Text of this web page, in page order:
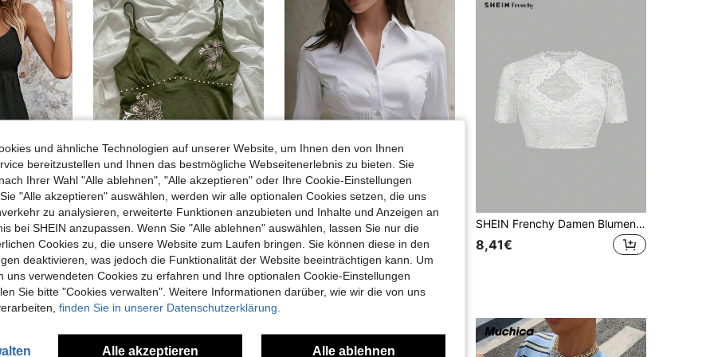
Lässig vielseitiges einfarbiges Trägerhemd
16
EU Warehouse Hibiskusblumen-Muster Lässig Ärmelloses Cami-Top, Sommer-Tops, Strandoutfits für Frauen
8,29€
-1% Neue elegante Bluse für Damen, modisches weißes Langarm-Hemd mit Knöpfen und plissiertem Design, hochwertig und sophisticated, minimalistischer professioneller Stil, geeignet für Casual-Anlässe und Frühlingsdates
12,86€ 12,99€
SHEIN Frenchy Damen Blumen-Spitze Cut-Out Kurzarm Crop Top, elegante weiße Sommer-Bluse mit transparentem Crop, Damen Sweetheart-Ausschnitt gerafftes Abendessen-Top
8,41€
und ähnliche Technologien auf unserer Website, um Ihnen den von Ihnen
bereitzustellen und Ihnen das bestmögliche Webseitenerlebnis zu bieten. Sie
Ihrer Wahl "Alle ablehnen", "Alle akzeptieren" oder Ihre Cookie-Einstellungen
"Alle akzeptieren" auswählen, werden wir alle optionalen Cookies setzen, die uns
zu analysieren, erweiterte Funktionen anzubieten und Inhalte und Anzeigen an
bei SHEIN anzupassen. Wenn Sie "Alle ablehnen" auswählen, lassen Sie nur die
Cookies zu, die unsere Website zum Laufen bringen. Sie können diese in den
deaktivieren, was jedoch die Funktionalität der Website beeinträchtigen kann. Um
uns verwendeten Cookies zu erfahren und Ihre optionalen Cookie-Einstellungen
Sie bitte "Cookies verwalten". Weitere Informationen darüber, wie wir die von uns
finden Sie in unserer Datenschutzerklärung.
Alle akzeptieren Alle ablehnen